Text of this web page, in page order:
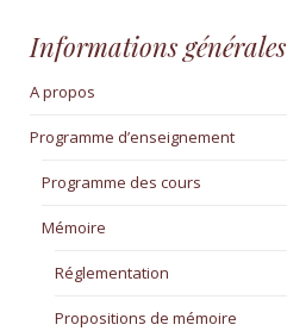
Informations générales
A propos
Programme d’enseignement
Programme des cours
Mémoire
Réglementation
Propositions de mémoire